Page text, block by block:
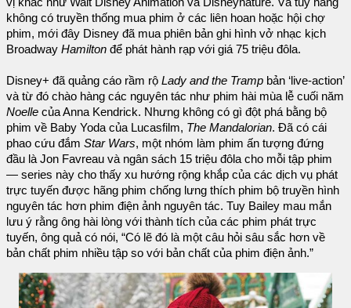
không có truyền thống mua phim ở các liên hoan hoặc hội chợ
phim, mới đây Disney đã mua phiên bản ghi hình vở nhạc kịch
Broadway Hamilton để phát hành rạp với giá 75 triệu đôla.
Disney+ đã quảng cáo rầm rộ Lady and the Tramp bản ‘live-action’
và từ đó chào hàng các nguyên tác như phim hài mùa lễ cuối năm
Noelle của Anna Kendrick. Nhưng không có gì đột phá bằng bộ
phim về Baby Yoda của Lucasfilm, The Mandalorian. Đã có cái
phao cứu đắm Star Wars, một nhóm làm phim ấn tượng đứng
đầu là Jon Favreau và ngân sách 15 triệu đôla cho mỗi tập phim
— series này cho thấy xu hướng rộng khắp của các dịch vụ phát
trực tuyến được hãng phim chống lưng thích phim bộ truyền hình
nguyên tác hơn phim điện ảnh nguyên tác. Tuy Bailey mau mắn
lưu ý rằng ông hài lòng với thành tích của các phim phát trực
tuyến, ông quả có nói, “Có lẽ đó là một câu hỏi sâu sắc hơn về
bản chất phim nhiều tập so với bản chất của phim điện ảnh.”